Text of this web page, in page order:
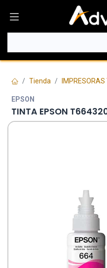
Tienda IMPRESORAS
EPSON
TINTA EPSON